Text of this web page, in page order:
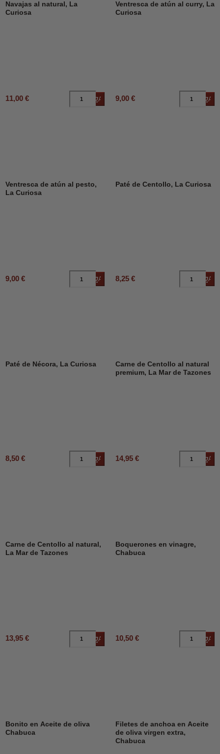
Navajas al natural, La
Curiosa
11,00 € Añadir al carrito
Ventresca de atún al curry, La
Curiosa
9,00 €
Ventresca de atún al pesto,
La Curiosa
9,00 € Añadir al carrito
Paté de Centollo, La Curiosa
8,25 €
Paté de Nécora, La Curiosa
8,50 € Añadir al carrito
Carne de Centollo al natural
premium, La Mar de Tazones
14,95 €
Carne de Centollo al natural,
La Mar de Tazones
13,95 € Añadir al carrito
Boquerones en vinagre,
Chabuca
10,50 €
Bonito en Aceite de oliva
Chabuca
Filetes de anchoa en Aceite
de oliva virgen extra,
Chabuca